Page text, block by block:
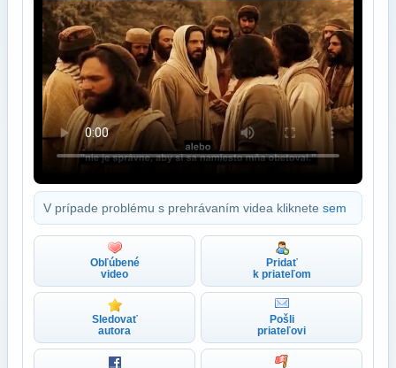
V prípade problému s prehrávaním videa kliknete sem
Obľúbené
video
Pridať
k priateľom
Sledovať
autora
Pošli
priateľovi